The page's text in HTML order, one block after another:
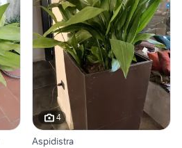
4
Aspidistra